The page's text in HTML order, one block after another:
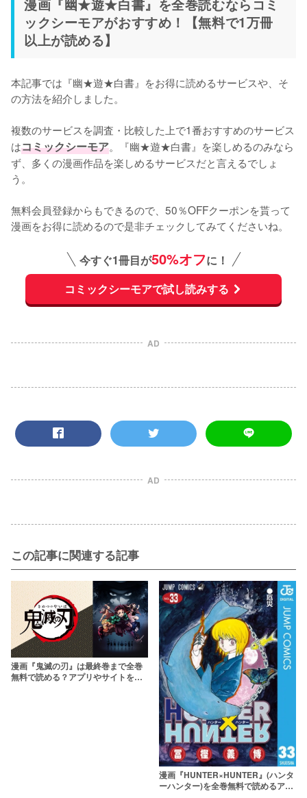
ックシーモアがおすすめ！【無料で1万冊
以上が読める】
本記事では『幽★遊★白書』をお得に読めるサービスや、そ
の方法を紹介しました。
複数のサービスを調査・比較した上で1番おすすめのサービス
はコミックシーモア。『幽★遊★白書』を楽しめるのみなら
ず、多くの漫画作品を楽しめるサービスだと言えるでしょ
う。
無料会員登録からもできるので、50％OFFクーポンを貰って
漫画をお得に読めるので是非チェックしてみてくださいね。
今すぐ1冊目が50%オフに！
コミックシーモアで試し読みする
AD
AD
この記事に関連する記事
漫画『鬼滅の刃』は最終巻まで全巻
無料で読める？アプリやサイトを徹
漫画『HUNTER×HUNTER』(ハンタ
ーハンター)を全巻無料で読めるアプ